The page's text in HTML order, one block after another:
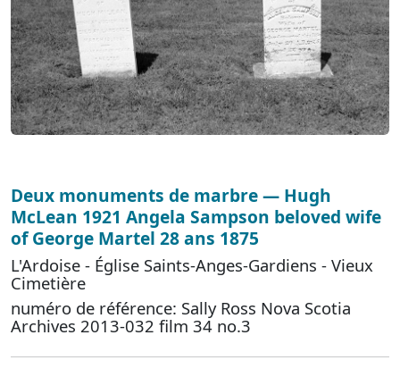
Deux monuments de marbre — Hugh
McLean 1921 Angela Sampson beloved wife
of George Martel 28 ans 1875
L'Ardoise - Église Saints-Anges-Gardiens - Vieux
Cimetière
numéro de référence: Sally Ross Nova Scotia
Archives 2013-032 film 34 no.3